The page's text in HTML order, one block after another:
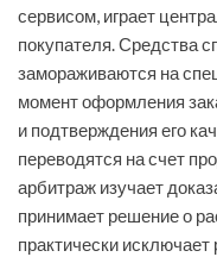
сервисом, играет
покупателя. Средства
замораживаются на
момент оформления
и подтверждения его
переводятся на счет
арбитраж изучает
принимает решение о
практически